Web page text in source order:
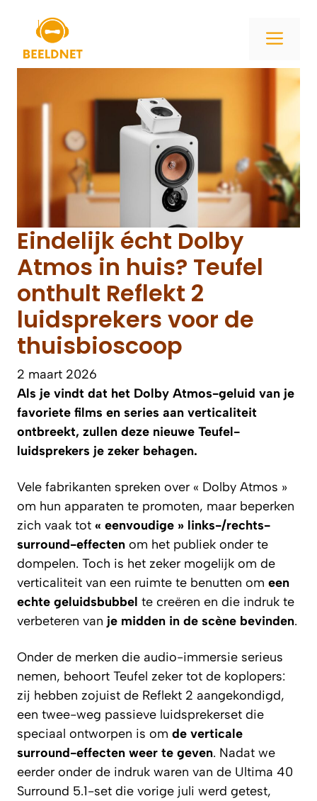
inhoud
Eindelijk écht Dolby
Atmos in huis? Teufel
onthult Reflekt 2
luidsprekers voor de
thuisbioscoop
2 maart 2026
Als je vindt dat het Dolby Atmos-geluid van je
favoriete films en series aan verticaliteit
ontbreekt, zullen deze nieuwe Teufel-
luidsprekers je zeker behagen.
Vele fabrikanten spreken over « Dolby Atmos »
om hun apparaten te promoten, maar beperken
zich vaak tot « eenvoudige » links-/rechts-
surround-effecten om het publiek onder te
dompelen. Toch is het zeker mogelijk om de
verticaliteit van een ruimte te benutten om een
echte geluidsbubbel te creëren en die indruk te
verbeteren van je midden in de scène bevinden.
Onder de merken die audio-immersie serieus
nemen, behoort Teufel zeker tot de koplopers:
zij hebben zojuist de Reflekt 2 aangekondigd,
een twee-weg passieve luidsprekerset die
speciaal ontworpen is om de verticale
surround-effecten weer te geven. Nadat we
eerder onder de indruk waren van de Ultima 40
Surround 5.1-set die vorige juli werd getest,